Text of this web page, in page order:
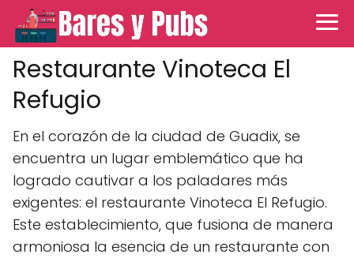
Restaurante Vinoteca El
Refugio
En el corazón de la ciudad de Guadix, se
encuentra un lugar emblemático que ha
logrado cautivar a los paladares más
exigentes: el restaurante Vinoteca El Refugio.
Este establecimiento, que fusiona de manera
armoniosa la esencia de un restaurante con